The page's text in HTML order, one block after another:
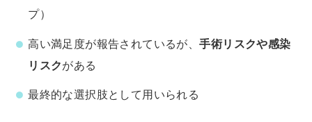
プ）
高い満足度が報告されているが、手術リスクや感染
リスクがある
最終的な選択肢として用いられる